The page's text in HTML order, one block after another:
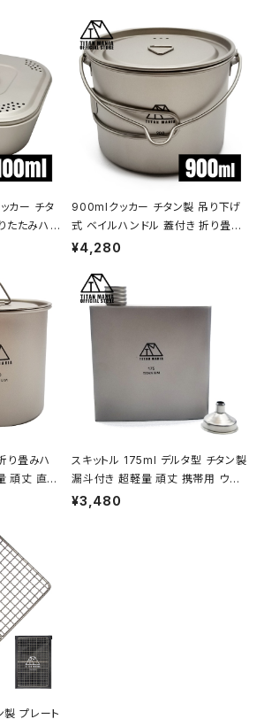
カー チタ
たたみハン
鍋 フラ
品 収納袋
900mlクッカー チタン製 吊り下げ
式 ベイルハンドル 蓋付き 折り畳み
ハンドル付き 超軽量 頑丈 直火OK
プ BBQ バーベキュー アウトドア キ
ャンプ用品 収納袋付き
¥4,280
り畳みハ
頑丈 直火
カー ソ
付き
スキットル 175ml デルタ型 チタン製
漏斗付き 超軽量 頑丈 携帯用 ウイ
スキー ボトル ヒップフラスコ 水筒 ソ
¥3,480
製 プレート